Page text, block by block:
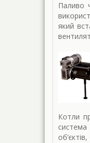
Паливо
який
Котли